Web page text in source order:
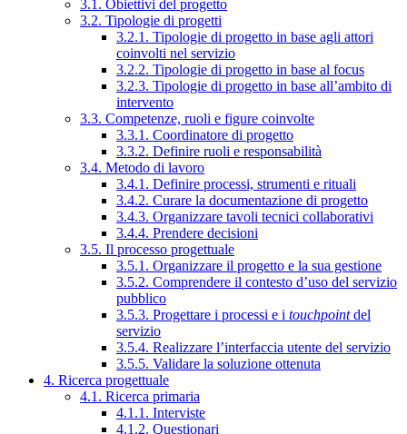
3.1. Obiettivi del progetto
3.2. Tipologie di progetti
3.2.1. Tipologie di progetto in base agli attori
coinvolti nel servizio
3.2.2. Tipologie di progetto in base al focus
3.2.3. Tipologie di progetto in base all’ambito di
intervento
3.3. Competenze, ruoli e figure coinvolte
3.3.1. Coordinatore di progetto
3.3.2. Definire ruoli e responsabilità
3.4. Metodo di lavoro
3.4.1. Definire processi, strumenti e rituali
3.4.2. Curare la documentazione di progetto
3.4.3. Organizzare tavoli tecnici collaborativi
3.4.4. Prendere decisioni
3.5. Il processo progettuale
3.5.1. Organizzare il progetto e la sua gestione
3.5.2. Comprendere il contesto d’uso del servizio
pubblico
3.5.3. Progettare i processi e i touchpointdel
servizio
3.5.4. Realizzare l’interfaccia utente del servizio
3.5.5. Validare la soluzione ottenuta
4. Ricerca progettuale
4.1. Ricerca primaria
4.1.1. Interviste
4.1.2. Questionari